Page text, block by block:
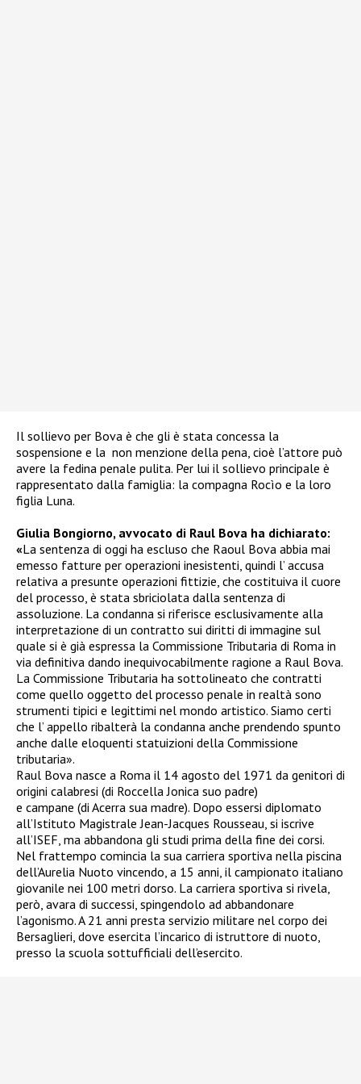
Il sollievo per Bova è che gli è stata concessa la
sospensione e la non menzione della pena, cioè l’attore può
avere la fedina penale pulita. Per lui il sollievo principale è
rappresentato dalla famiglia: la compagna Rocìo e la loro
figlia Luna.
Giulia Bongiorno, avvocato di Raul Bova ha dichiarato:
«La sentenza di oggi ha escluso che Raoul Bova abbia mai
emesso fatture per operazioni inesistenti, quindi l’ accusa
relativa a presunte operazioni fittizie, che costituiva il cuore
del processo, è stata sbriciolata dalla sentenza di
assoluzione. La condanna si riferisce esclusivamente alla
interpretazione di un contratto sui diritti di immagine sul
quale si è già espressa la Commissione Tributaria di Roma in
via definitiva dando inequivocabilmente ragione a Raul Bova.
La Commissione Tributaria ha sottolineato che contratti
come quello oggetto del processo penale in realtà sono
strumenti tipici e legittimi nel mondo artistico. Siamo certi
che l’ appello ribalterà la condanna anche prendendo spunto
anche dalle eloquenti statuizioni della Commissione
tributaria».
Raul Bova nasce a Roma il 14 agosto del 1971 da genitori di
origini calabresi (di Roccella Jonica suo padre)
e campane (di Acerra sua madre). Dopo essersi diplomato
all’Istituto Magistrale Jean-Jacques Rousseau, si iscrive
all’ISEF, ma abbandona gli studi prima della fine dei corsi.
Nel frattempo comincia la sua carriera sportiva nella piscina
dell’Aurelia Nuoto vincendo, a 15 anni, il campionato italiano
giovanile nei 100 metri dorso. La carriera sportiva si rivela,
però, avara di successi, spingendolo ad abbandonare
l’agonismo. A 21 anni presta servizio militare nel corpo dei
Bersaglieri, dove esercita l’incarico di istruttore di nuoto,
presso la scuola sottufficiali dell’esercito.